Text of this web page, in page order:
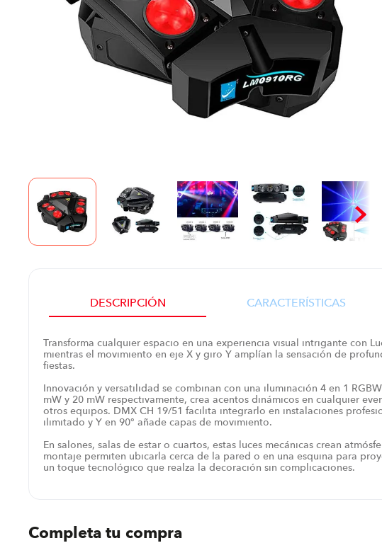
DESCRIPCIÓN CARACTERÍSTICAS
Transforma cualquier espacio en una experiencia visual intrigante con
mientras el movimiento en eje X y giro Y amplían la sensación de
fiestas.
Innovación y versatilidad se combinan con una iluminación 4 en 1
mW y 20 mW respectivamente, crea acentos dinámicos en cualquier
otros equipos. DMX CH 19/51 facilita integrarlo en instalaciones
ilimitado y Y en 90° añade capas de movimiento.
En salones, salas de estar o cuartos, estas luces mecánicas crean
montaje permiten ubicarla cerca de la pared o en una esquina para
un toque tecnológico que realza la decoración sin complicaciones.
Completa tu compra